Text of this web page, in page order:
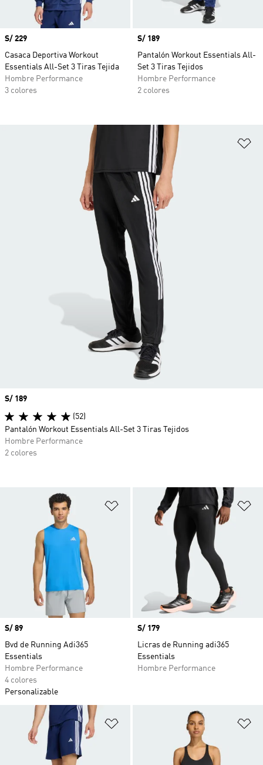
Precio
S/ 229
Casaca Deportiva Workout
Essentials All-Set 3 Tiras Tejida
Hombre Performance
3 colores
Precio
S/ 189
Pantalón Workout Essentials All-
Set 3 Tiras Tejidos
Hombre Performance
2 colores
Añadir a la lista de deseos
Precio
S/ 89
Bvd de Running Adi365
Essentials
Hombre Performance
4 colores
Personalizable
Precio
S/ 179
Licras de Running adi365
Essentials
Hombre Performance
Añadir a la lista de deseos
Precio
S/ 189
(52)
Pantalón Workout Essentials All-Set 3 Tiras Tejidos
Hombre Performance
2 colores